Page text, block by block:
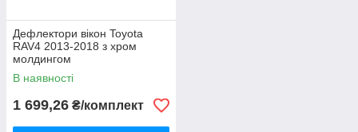
Дефлектори вікон Toyota
RAV4 2013-2018 з хром
молдингом
В наявності
1 699,26 ₴/комплект